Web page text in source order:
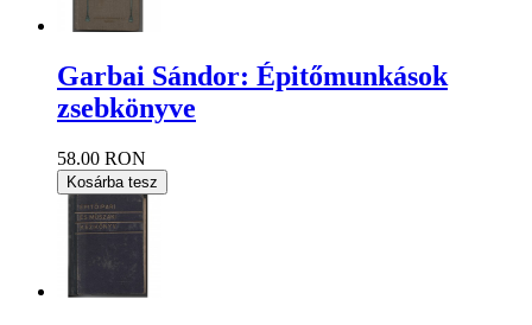
Garbai Sándor: Épitőmunkások
zsebkönyve
58.00 RON
Kosárba tesz